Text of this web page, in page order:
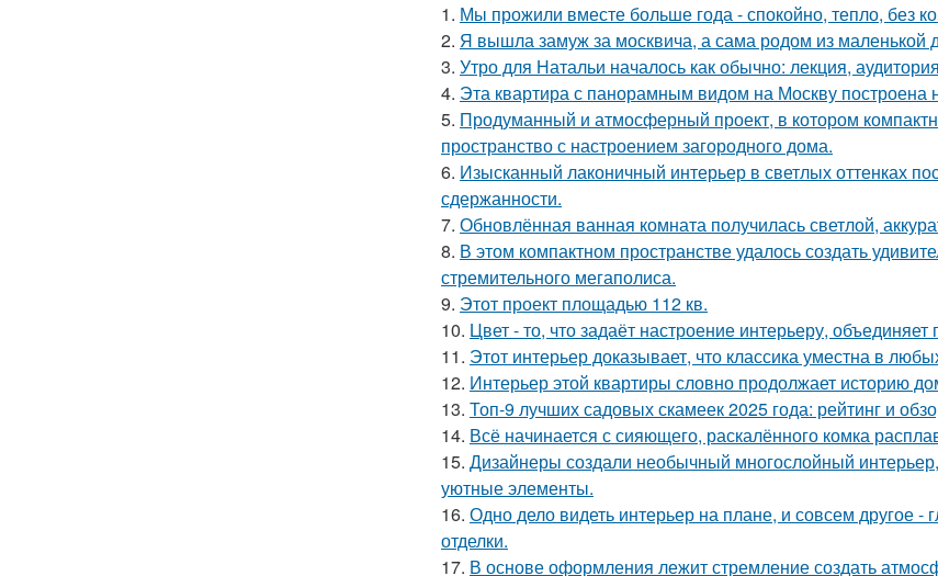
1. Мы прожили вместе больше года - спокойно, тепло, без
2. Я вышла замуж за москвича, а сама родом из маленькой
3. Утро для Натальи началось как обычно: лекция,
4. Эта квартира с панорамным видом на Москву построена
5. Продуманный и атмосферный проект, в котором
пространство с настроением загородного дома.
6. Изысканный лаконичный интерьер в светлых оттенках
сдержанности.
7. Обновлённая ванная комната получилась светлой,
8. В этом компактном пространстве удалось создать
стремительного мегаполиса.
9. Этот проект площадью 112 кв.
10. Цвет - то, что задаёт настроение интерьеру,
11. Этот интерьер доказывает, что классика уместна в
12. Интерьер этой квартиры словно продолжает историю
13. Топ-9 лучших садовых скамеек 2025 года: рейтинг и
14. Всё начинается с сияющего, раскалённого комка
15. Дизайнеры создали необычный многослойный
уютные элементы.
16. Одно дело видеть интерьер на плане, и совсем другое
отделки.
17. В основе оформления лежит стремление создать